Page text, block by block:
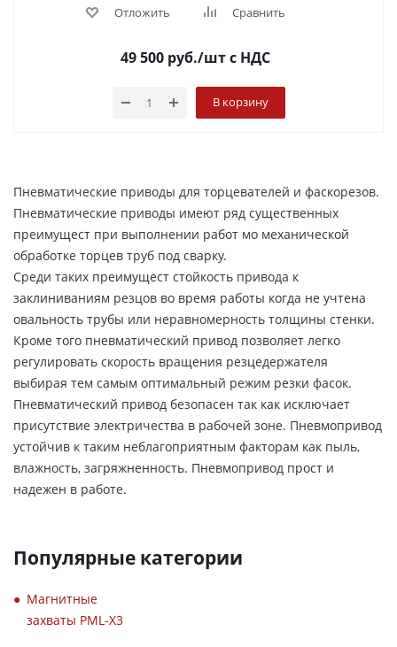
Отложить Сравнить
49 500 руб./штс НДС
В корзину
Пневматические приводы для торцевателей и фаскорезов.
Пневматические приводы имеют ряд существенных
преимущест при выполнении работ мо механической
обработке торцев труб под сварку.
Среди таких преимущест стойкость привода к
заклиниваниям резцов во время работы когда не учтена
овальность трубы или неравномерность толщины стенки.
Кроме того пневматический привод позволяет легко
регулировать скорость вращения резцедержателя
выбирая тем самым оптимальный режим резки фасок.
Пневматический привод безопасен так как исключает
присутствие электричества в рабочей зоне. Пневмопривод
устойчив к таким неблагоприятным факторам как пыль,
влажность, загряжненность. Пневмопривод прост и
надежен в работе.
Популярные категории
Магнитные
захваты PML-X3